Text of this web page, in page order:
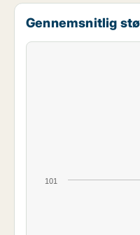
Gennemsnitlig
101